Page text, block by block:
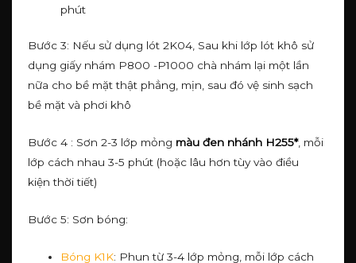
phút
Bước 3: Nếu sử dụng lót 2K04, Sau khi lớp lót khô sử
dụng giấy nhám P800 -P1000 chà nhám lại một lần
nữa cho bề mặt thật phẳng, mịn, sau đó vệ sinh sạch
bề mặt và phơi khô
Bước 4 : Sơn 2-3 lớp mỏng màu đen nhánh H255*, mỗi
lớp cách nhau 3-5 phút (hoặc lâu hơn tùy vào điều
kiện thời tiết)
Bước 5: Sơn bóng:
Bóng K1K: Phun từ 3-4 lớp mỏng, mỗi lớp cách